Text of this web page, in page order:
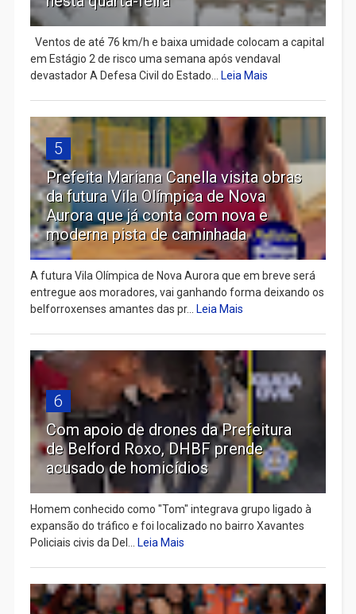
Ventos de até 76 km/h e baixa umidade colocam a capital
em Estágio 2 de risco uma semana após vendaval
devastador A Defesa Civil do Estado... Leia Mais
5
Prefeita Mariana Canella visita obras
da futura Vila Olímpica de Nova
Aurora que já conta com nova e
moderna pista de caminhada
A futura Vila Olímpica de Nova Aurora que em breve será
entregue aos moradores, vai ganhando forma deixando os
belforroxenses amantes das pr... Leia Mais
6
Com apoio de drones da Prefeitura
de Belford Roxo, DHBF prende
acusado de homicídios
Homem conhecido como "Tom" integrava grupo ligado à
expansão do tráfico e foi localizado no bairro Xavantes
Policiais civis da Del... Leia Mais